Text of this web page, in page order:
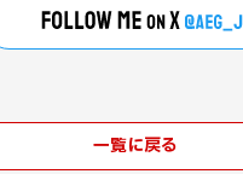
一覧に戻る